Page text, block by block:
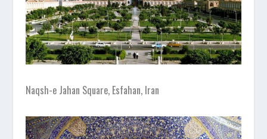
Naqsh-e Jahan Square, Esfahan, Iran